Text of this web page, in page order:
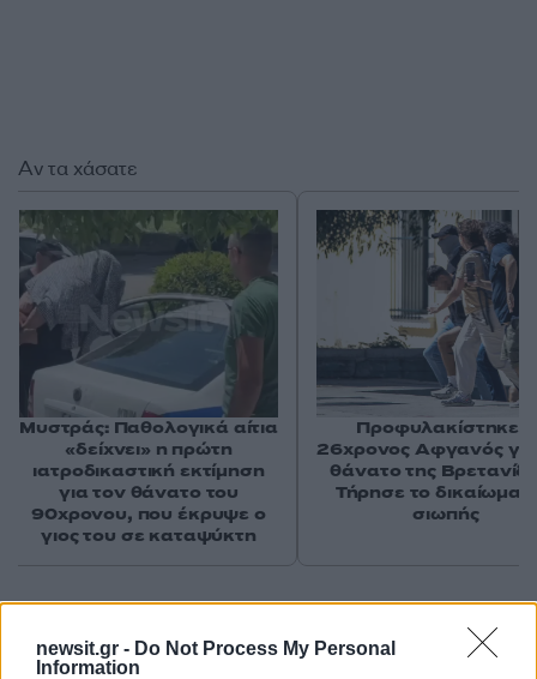
newsit.gr - Do Not Process My Personal
Information
Αν τα χάσατε
Μυστράς: Παθολογικά αίτια
«δείχνει» η πρώτη
ιατροδικαστική εκτίμηση
για τον θάνατο του
90χρονου, που έκρυψε ο
γιος του σε καταψύκτη
Προφυλακίστηκε ο
26χρονος Αφγανός
θάνατο της
Τήρησε το δικαίωμα
σιωπής